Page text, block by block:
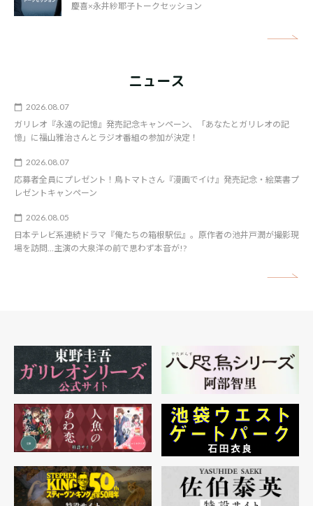
慶喜×永井紗耶子トークセッション
ニュース
2026.08.07
ガリレオ『永遠の記憶』発売記念キャンペーン、「あなたとガリレオの記
憶」に福山雅治さんとラジオ番組の参加が決定！
2026.08.07
応募者全員にプレゼント！鳥トマトさん『漫画でイけ』発売記念・絵葉書プ
レゼントキャンペーン
2026.08.05
日本テレビ系連続ドラマ『俺たちの箱根駅伝』。原作者の池井戸潤が撮影現
場を訪問…主演の大泉洋の前で思わず本音が!?